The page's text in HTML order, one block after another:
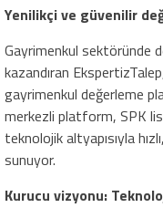
Yenilikçi ve güvenilir
Gayrimenkul sektöründe
kazandıran
gayrimenkul değerleme
merkezli platform, SPK
teknolojik altyapısıyla
sunuyor.
Kurucu vizyonu: